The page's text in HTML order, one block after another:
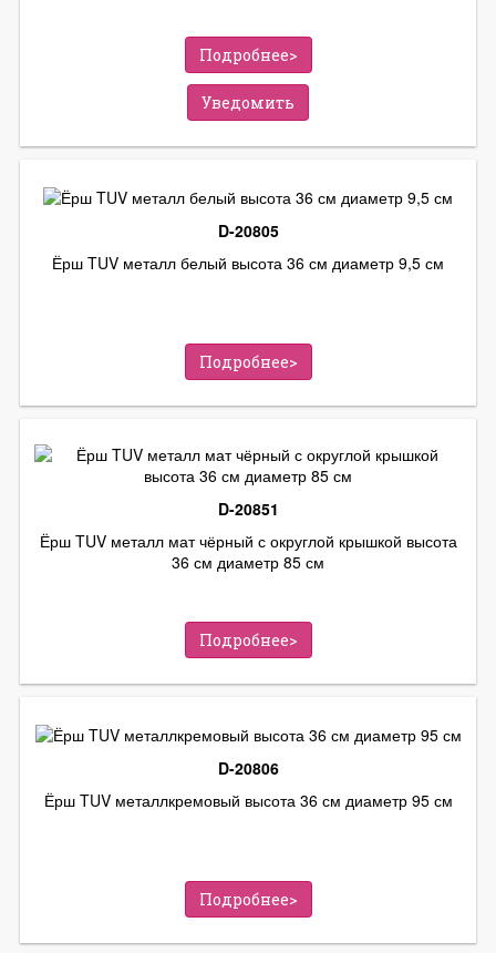
Подробнее>
Уведомить
D-20805
Ёрш TUV металл белый высота 36 см диаметр 9,5 см
Подробнее>
D-20851
Ёрш TUV металл мат чёрный с округлой крышкой высота
36 см диаметр 85 см
Подробнее>
D-20806
Ёрш TUV металлкремовый высота 36 см диаметр 95 см
Подробнее>